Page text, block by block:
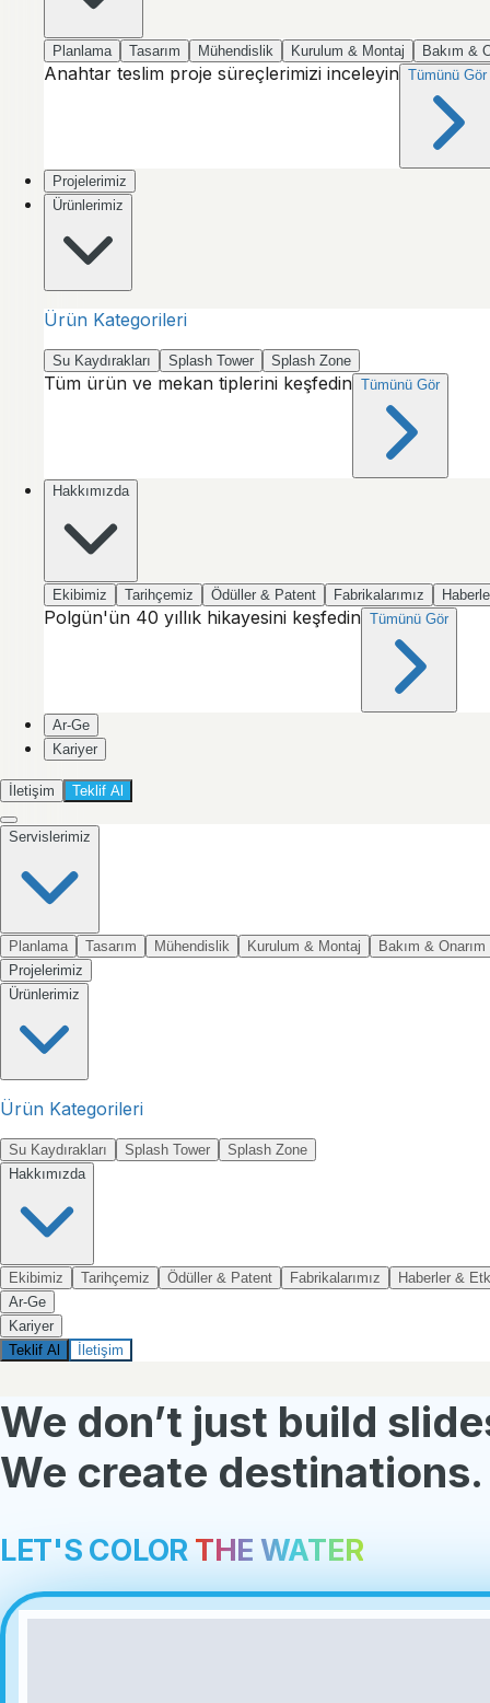
Planlama Tasarım Mühendislik Kurulum & Montaj Bakım &
Anahtar teslim proje süreçlerimizi inceleyin Tümünü Gör
Projelerimiz
Ürünlerimiz
Ürün Kategorileri
Su Kaydırakları Splash Tower Splash Zone
Tüm ürün ve mekan tiplerini keşfedin Tümünü Gör
Hakkımızda
Ekibimiz Tarihçemiz Ödüller & Patent Fabrikalarımız
Polgün'ün 40 yıllık hikayesini keşfedin Tümünü Gör
Ar-Ge
Kariyer
İletişim Teklif Al
Servislerimiz
Planlama Tasarım Mühendislik Kurulum & Montaj Bakım & Onarım
Projelerimiz
Ürünlerimiz
Ürün Kategorileri
Su Kaydırakları Splash Tower
Splash Zone
Hakkımızda
Ekibimiz Tarihçemiz Ödüller & Patent Fabrikalarımız
Haberler &
Ar-Ge
Kariyer
Teklif Al
İletişim
We don’t just build
We create destinations.
LET'S COLOR THE WATER